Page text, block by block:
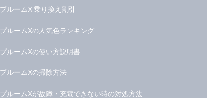
プルームX 乗り換え割引
プルームXの人気色ランキング
プルームXの使い方説明書
プルームXの掃除方法
プルームXが故障・充電できない時の対処方法